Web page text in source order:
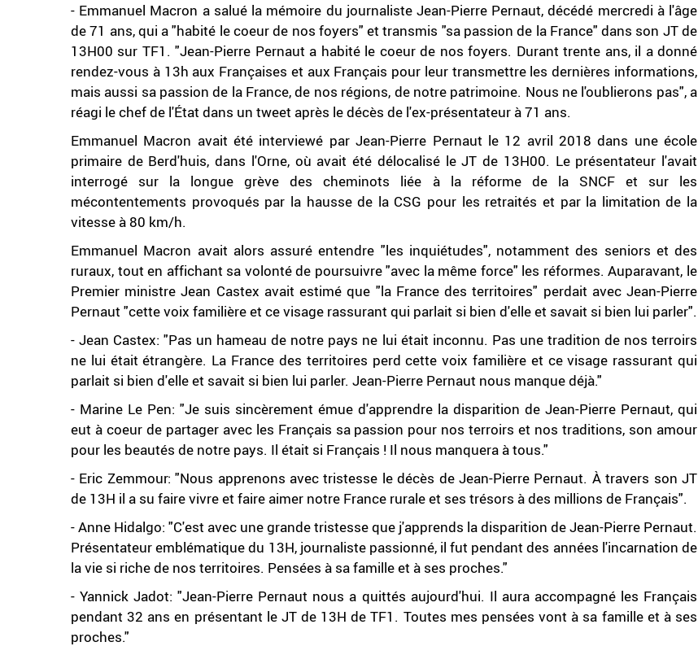
- Emmanuel Macron a salué la mémoire du journaliste Jean-Pierre Pernaut, décédé mercredi à l'âge
de 71 ans, qui a "habité le coeur de nos foyers" et transmis "sa passion de la France" dans son JT de
13H00 sur TF1. "Jean-Pierre Pernaut a habité le coeur de nos foyers. Durant trente ans, il a donné
rendez-vous à 13h aux Françaises et aux Français pour leur transmettre les dernières informations,
mais aussi sa passion de la France, de nos régions, de notre patrimoine. Nous ne l'oublierons pas", a
réagi le chef de l'État dans un tweet après le décès de l'ex-présentateur à 71 ans.
Emmanuel Macron avait été interviewé par Jean-Pierre Pernaut le 12 avril 2018 dans une école
primaire de Berd'huis, dans l'Orne, où avait été délocalisé le JT de 13H00. Le présentateur l'avait
interrogé sur la longue grève des cheminots liée à la réforme de la SNCF et sur les
mécontentements provoqués par la hausse de la CSG pour les retraités et par la limitation de la
vitesse à 80 km/h.
Emmanuel Macron avait alors assuré entendre "les inquiétudes", notamment des seniors et des
ruraux, tout en affichant sa volonté de poursuivre "avec la même force" les réformes. Auparavant, le
Premier ministre Jean Castex avait estimé que "la France des territoires" perdait avec Jean-Pierre
Pernaut "cette voix familière et ce visage rassurant qui parlait si bien d'elle et savait si bien lui parler".
- Jean Castex: "Pas un hameau de notre pays ne lui était inconnu. Pas une tradition de nos terroirs
ne lui était étrangère. La France des territoires perd cette voix familière et ce visage rassurant qui
parlait si bien d'elle et savait si bien lui parler. Jean-Pierre Pernaut nous manque déjà."
- Marine Le Pen: "Je suis sincèrement émue d'apprendre la disparition de Jean-Pierre Pernaut, qui
eut à coeur de partager avec les Français sa passion pour nos terroirs et nos traditions, son amour
pour les beautés de notre pays. Il était si Français ! Il nous manquera à tous."
- Eric Zemmour: "Nous apprenons avec tristesse le décès de Jean-Pierre Pernaut. À travers son JT
de 13H il a su faire vivre et faire aimer notre France rurale et ses trésors à des millions de Français".
- Anne Hidalgo: "C'est avec une grande tristesse que j'apprends la disparition de Jean-Pierre Pernaut.
Présentateur emblématique du 13H, journaliste passionné, il fut pendant des années l'incarnation de
la vie si riche de nos territoires. Pensées à sa famille et à ses proches."
- Yannick Jadot: "Jean-Pierre Pernaut nous a quittés aujourd'hui. Il aura accompagné les Français
pendant 32 ans en présentant le JT de 13H de TF1. Toutes mes pensées vont à sa famille et à ses
proches."